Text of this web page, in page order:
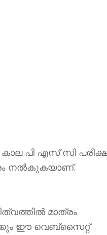
പി എസ് സി
നൽകുകയാണ്.
മാത്രം
ഈ വെബ്സൈറ്റ്